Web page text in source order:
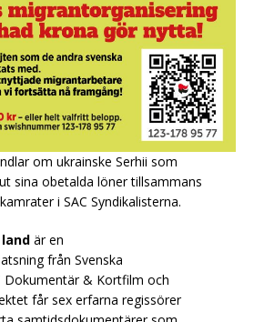
om ukrainske Serhii som
sina obetalda löner tillsammans
i SAC Syndikalisterna.
är en
från Svenska
Dokumentär & Kortfilm och
får sex erfarna regissörer